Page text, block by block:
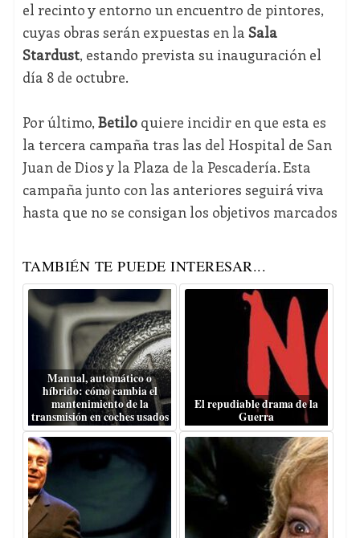
el recinto y entorno un encuentro de pintores,
cuyas obras serán expuestas en la Sala
Stardust, estando prevista su inauguración el
día 8 de octubre.
Por último, Betiloquiere incidir en que esta es
la tercera campaña tras las del Hospital de San
Juan de Dios y la Plaza de la Pescadería. Esta
campaña junto con las anteriores seguirá viva
hasta que no se consigan los objetivos marcados
TAMBIÉN TE PUEDE INTERESAR...
Manual, automático o
híbrido: cómo cambia el
mantenimiento de la
transmisión en coches usados
El repudiable drama de la
Guerra